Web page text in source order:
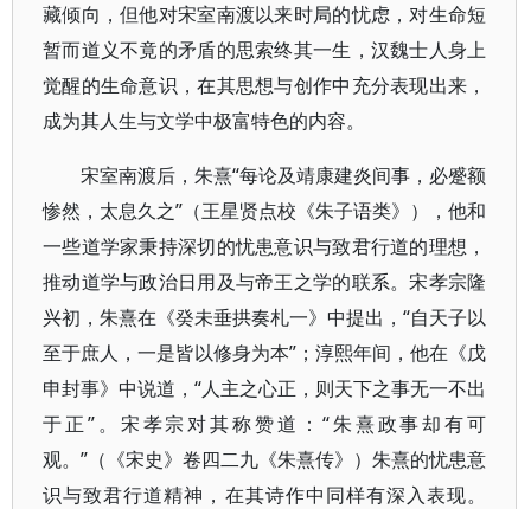
藏倾向，但他对宋室南渡以来时局的忧虑，对生命短
暂而道义不竟的矛盾的思索终其一生，汉魏士人身上
觉醒的生命意识，在其思想与创作中充分表现出来，
成为其人生与文学中极富特色的内容。
宋室南渡后，朱熹“每论及靖康建炎间事，必蹙额
惨然，太息久之”（王星贤点校《朱子语类》），他和
一些道学家秉持深切的忧患意识与致君行道的理想，
推动道学与政治日用及与帝王之学的联系。宋孝宗隆
兴初，朱熹在《癸未垂拱奏札一》中提出，“自天子以
至于庶人，一是皆以修身为本”；淳熙年间，他在《戊
申封事》中说道，“人主之心正，则天下之事无一不出
于正”。宋孝宗对其称赞道：“朱熹政事却有可
观。”（《宋史》卷四二九《朱熹传》）朱熹的忧患意
识与致君行道精神，在其诗作中同样有深入表现。